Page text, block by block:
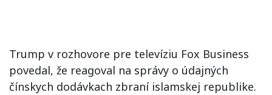
Trump v rozhovore pre televíziu Fox Business
povedal, že reagoval na správy o údajných
čínskych dodávkach zbraní islamskej republike.